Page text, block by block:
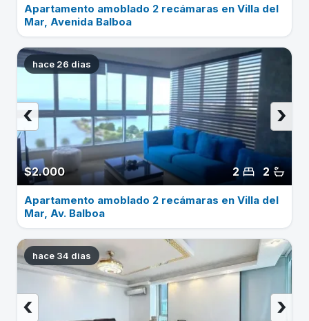
Apartamento amoblado 2 recámaras en Villa del
Mar, Avenida Balboa
hace 26 dias
$2.000 2
2
›
‹
Apartamento amoblado 2 recámaras en Villa del
Mar, Av. Balboa
hace 34 dias
›
‹